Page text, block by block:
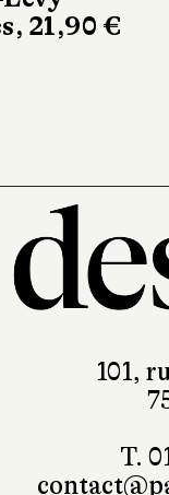
101,
T.